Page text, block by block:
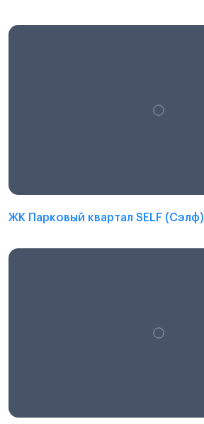
ЖК Парковый квартал SELF (Сэлф)